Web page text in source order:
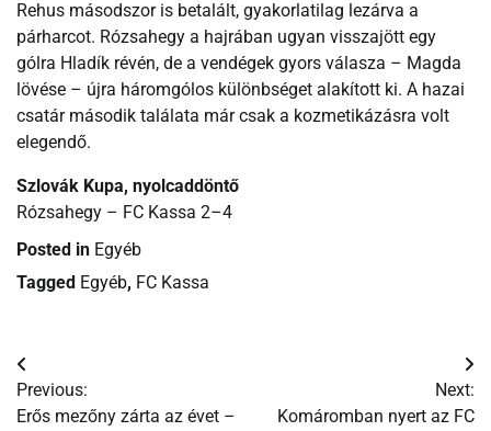
Rehus másodszor is betalált, gyakorlatilag lezárva a
párharcot. Rózsahegy a hajrában ugyan visszajött egy
gólra Hladík révén, de a vendégek gyors válasza – Magda
lövése – újra háromgólos különbséget alakított ki. A hazai
csatár második találata már csak a kozmetikázásra volt
elegendő.
Szlovák Kupa, nyolcaddöntő
Rózsahegy – FC Kassa 2–4
Posted in Egyéb
Tagged Egyéb, FC Kassa
Bejegyzés
navigáció
Previous:
Erős mezőny zárta az évet –
Next:
Komáromban nyert az FC